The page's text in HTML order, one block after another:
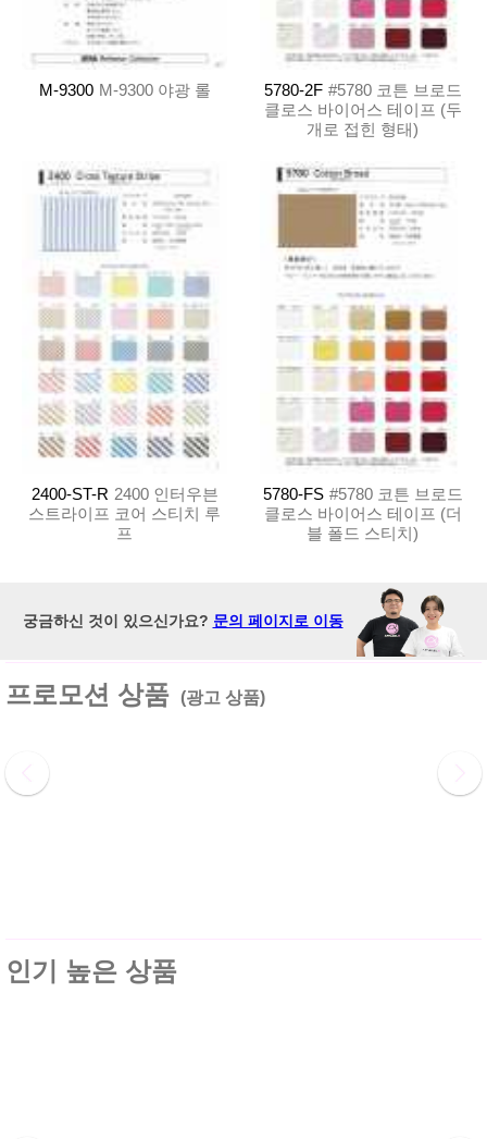
M-9300 M-9300 야광 롤 5780-2F #5780 코튼 브로드
클로스 바이어스 테이프 (두
개로 접힌 형태)
2400-ST-R 2400 인터우븐
스트라이프 코어 스티치 루
프
5780-FS #5780 코튼 브로드
클로스 바이어스 테이프 (더
블 폴드 스티치)
궁금하신 것이 있으신가요? 문의 페이지로 이동
프로모션 상품 (광고 상품)
인기 높은 상품